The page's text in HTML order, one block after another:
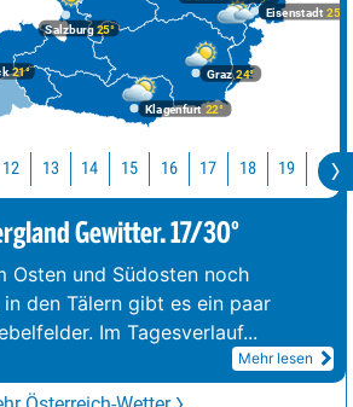
Graz24°
21°
Klagenfurt 22°
Salzburg25°
Eisenstadt 25°
12 13 14 15 16 17 18 19 20
Gewitter. 17/30°
Osten und Südosten noch
den Tälern gibt es ein paar
Im Tagesverlauf...
Mehr lesen